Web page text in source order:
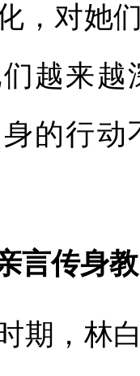
，对她
越来
的行
传身教
，林白